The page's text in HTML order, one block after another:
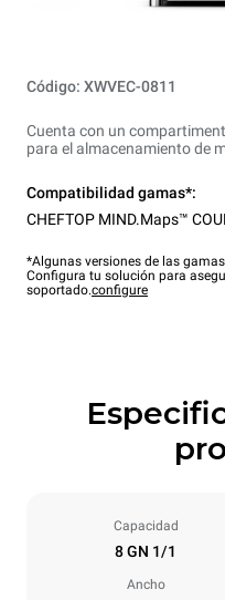
Código: XWVEC-0811
Cuenta con un
para el almacenamiento de
Compatibilidad gamas*:
CHEFTOP MIND.Maps™
*Algunas versiones de las
Configura tu solución para
soportado.configure
Capacidad
8 GN 1/1
Ancho